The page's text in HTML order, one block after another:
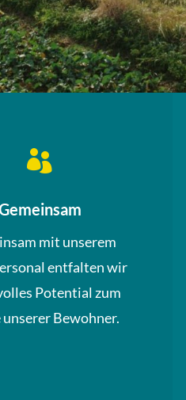

mit unserem
entfalten wir
Potential zum
Bewohner.